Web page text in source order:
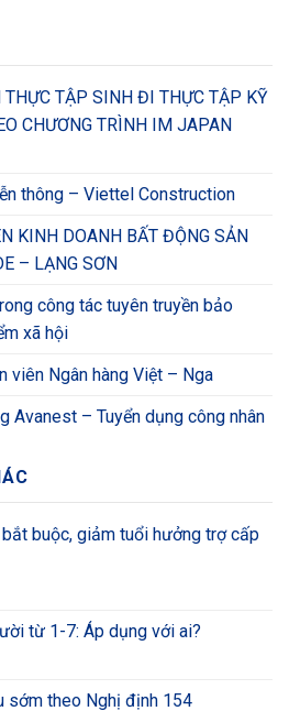
THỰC TẬP SINH ĐI THỰC TẬP KỸ
CHƯƠNG TRÌNH IM JAPAN
thông – Viettel Construction
KINH DOANH BẤT ĐỘNG SẢN
– LẠNG SƠN
công tác tuyên truyền bảo
xã hội
viên Ngân hàng Việt – Nga
Avanest – Tuyển dụng công nhân
buộc, giảm tuổi hưởng trợ cấp
từ 1-7: Áp dụng với ai?
sớm theo Nghị định 154